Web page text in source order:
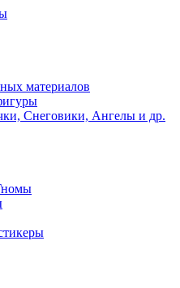
материалов
Снеговики, Ангелы и др.